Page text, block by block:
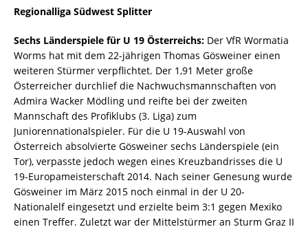
Regionalliga Südwest Splitter
Sechs Länderspiele für U 19 Österreichs: Der VfR Wormatia
Worms hat mit dem 22-jährigen Thomas Gösweiner einen
weiteren Stürmer verpflichtet. Der 1,91 Meter große
Österreicher durchlief die Nachwuchsmannschaften von
Admira Wacker Mödling und reifte bei der zweiten
Mannschaft des Profiklubs (3. Liga) zum
Juniorennationalspieler. Für die U 19-Auswahl von
Österreich absolvierte Gösweiner sechs Länderspiele (ein
Tor), verpasste jedoch wegen eines Kreuzbandrisses die U
19-Europameisterschaft 2014. Nach seiner Genesung wurde
Gösweiner im März 2015 noch einmal in der U 20-
Nationalelf eingesetzt und erzielte beim 3:1 gegen Mexiko
einen Treffer. Zuletzt war der Mittelstürmer an Sturm Graz II